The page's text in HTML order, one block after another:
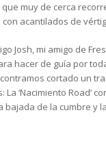
muy de cerca
acantilados de
Josh, mi amigo de
hacer de guía por
cortado un
‘Nacimiento Road’
de la cumbre y